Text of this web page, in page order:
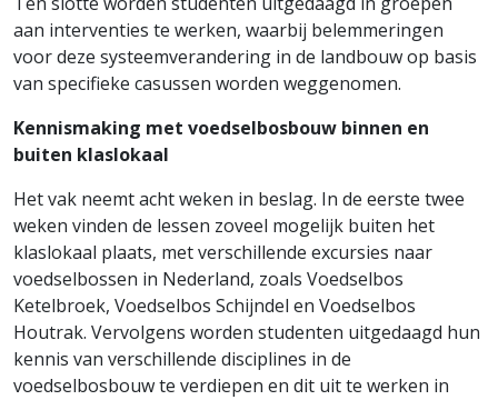
aan interventies te werken, waarbij belemmeringen
voor deze systeemverandering in de landbouw op basis
van specifieke casussen worden weggenomen.
Kennismaking met voedselbosbouw binnen en
buiten klaslokaal
Het vak neemt acht weken in beslag. In de eerste twee
weken vinden de lessen zoveel mogelijk buiten het
klaslokaal plaats, met verschillende excursies naar
voedselbossen in Nederland, zoals Voedselbos
Ketelbroek, Voedselbos Schijndel en Voedselbos
Houtrak. Vervolgens worden studenten uitgedaagd hun
kennis van verschillende disciplines in de
voedselbosbouw te verdiepen en dit uit te werken in